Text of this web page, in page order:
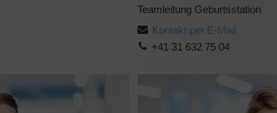
Teamleitung Geburtsstation
Kontakt per E-Mail
+41 31 632 75 04